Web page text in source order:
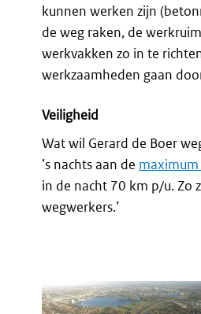
kunnen werken zijn
de weg raken, de
werkvakken zo in te
werkzaamheden gaan
Veiligheid
Wat wil Gerard de Boer
’s nachts aan de
in de nacht 70 km p/u. Zo
wegwerkers.’